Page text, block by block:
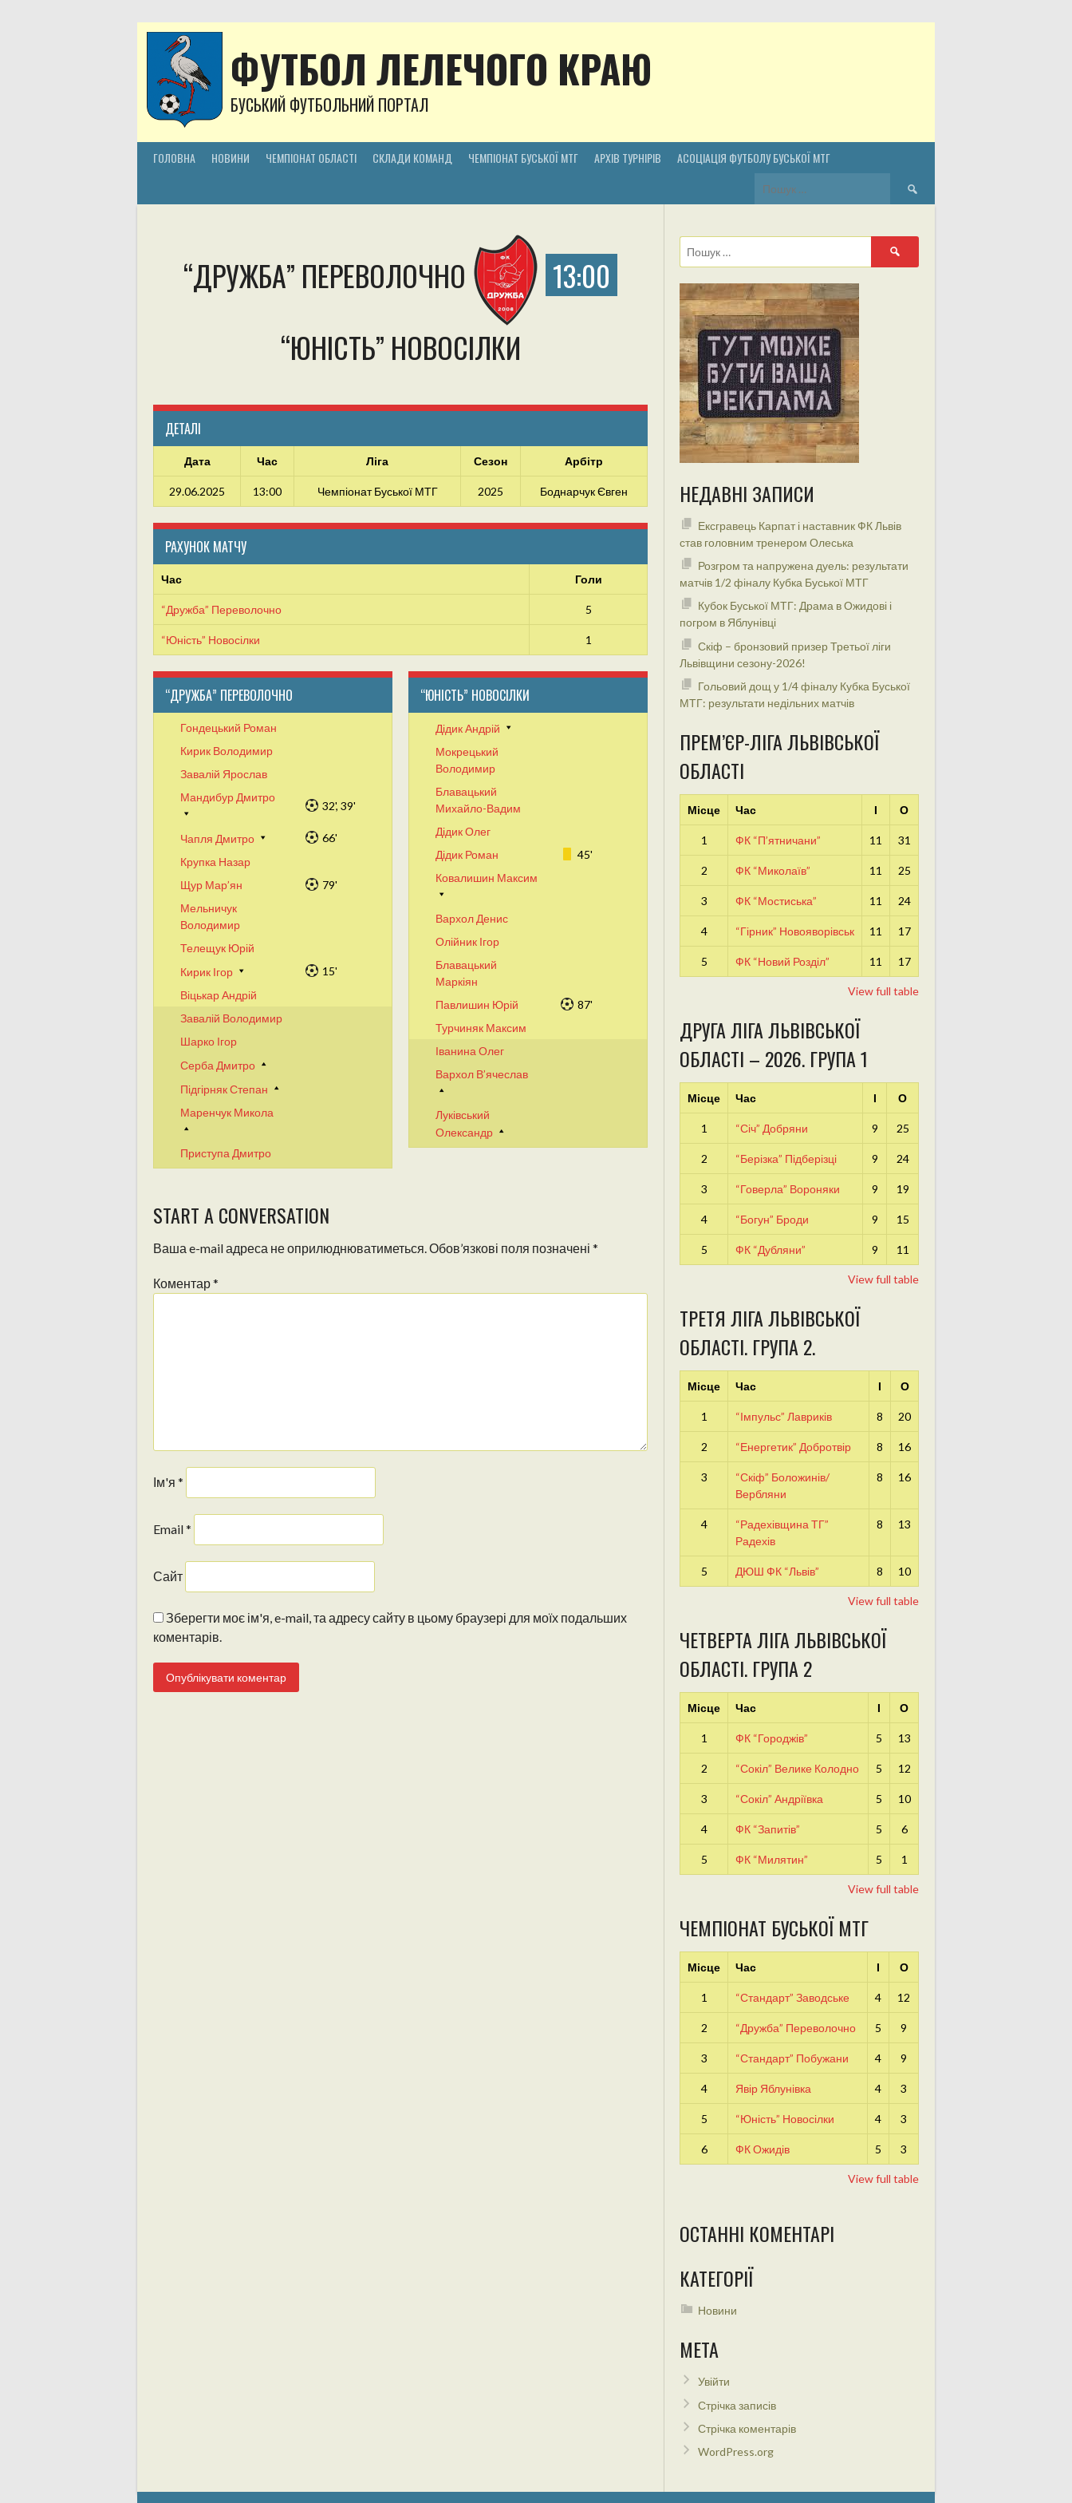
ФУТБОЛ ЛЕЛЕЧОГО КРАЮ
БУСЬКИЙ ФУТБОЛЬНИЙ ПОРТАЛ
ГОЛОВНА НОВИНИ ЧЕМПІОНАТ ОБЛАСТІ СКЛАДИ КОМАНД ЧЕМПІОНАТ БУСЬКОЇ МТГ АРХІВ ТУРНІРІВ АСОЦІАЦІЯ ФУТБОЛУ БУСЬКОЇ МТГ
Пошук:
“ДРУЖБА” ПЕРЕВОЛОЧНО
13:00
“ЮНІСТЬ” НОВОСІЛКИ
ДЕТАЛІ
Дата Час Ліга Сезон Арбітр
29.06.2025 13:00 Чемпіонат Буської МТГ 2025 Боднарчук Євген
РАХУНОК МАТЧУ
Час Голи
“Дружба” Переволочно 5
“Юність” Новосілки 1
“ДРУЖБА” ПЕРЕВОЛОЧНО
Гондецький Роман
Кирик Володимир
Завалій Ярослав
Мандибур Дмитро
32', 39'
Чапля Дмитро
66'
Крупка Назар
Щур Мар’ян
79'
Мельничук
Володимир
Телещук Юрій
Кирик Ігор
15'
Віцькар Андрій
Завалій Володимир
Шарко Ігор
Серба Дмитро
Підгірняк Степан
Маренчук Микола
Приступа Дмитро
“ЮНІСТЬ” НОВОСІЛКИ
Дідик Андрій
Мокрецький
Володимир
Блавацький
Михайло-Вадим
Дідик Олег
Дідик Роман
45'
Ковалишин Максим
Вархол Денис
Олійник Ігор
Блавацький
Маркіян
Павлишин Юрій
87'
Турчиняк Максим
Іванина Олег
Вархол В’ячеслав
Луківський
Олександр
START A CONVERSATION
Ваша e-mail адреса не оприлюднюватиметься. Обов’язкові поля позначені *
Коментар*
Ім'я *
Email*
Сайт
Зберегти моє ім'я, e-mail, та адресу сайту в цьому браузері для моїх подальших
коментарів.
Пошук:
НЕДАВНІ ЗАПИСИ
Ексгравець Карпат і наставник ФК Львів
став головним тренером Олеська
Розгром та напружена дуель: результати
матчів 1/2 фіналу Кубка Буської МТГ
Кубок Буської МТГ: Драма в Ожидові і
погром в Яблунівці
Скіф – бронзовий призер Третьої ліги
Львівщини сезону-2026!
Гольовий дощ у 1/4 фіналу Кубка Буської
МТГ: результати недільних матчів
ПРЕМ’ЄР-ЛІГА ЛЬВІВСЬКОЇ
ОБЛАСТІ
Місце Час І О
1 ФК “П’ятничани” 11 31
2 ФК “Миколаїв” 11 25
3 ФК “Мостиська” 11 24
4 “Гірник” Новояворівськ 11 17
5 ФК “Новий Розділ” 11 17
View full table
ДРУГА ЛІГА ЛЬВІВСЬКОЇ
ОБЛАСТІ – 2026. ГРУПА 1
Місце Час І О
1 “Січ” Добряни 9 25
2 “Берізка” Підберізці 9 24
3 “Говерла” Вороняки 9 19
4 “Богун” Броди 9 15
5 ФК “Дубляни” 9 11
View full table
ТРЕТЯ ЛІГА ЛЬВІВСЬКОЇ
ОБЛАСТІ. ГРУПА 2.
Місце Час І О
1 “Імпульс” Лавриків 8 20
2 “Енергетик” Добротвір 8 16
3
“Скіф” Боложинів/
Вербляни
8 16
4
“Радехівщина ТГ”
Радехів
8 13
5 ДЮШ ФК “Львів” 8 10
View full table
ЧЕТВЕРТА ЛІГА ЛЬВІВСЬКОЇ
ОБЛАСТІ. ГРУПА 2
Місце Час І О
1 ФК “Городжів” 5 13
2 “Сокіл” Велике Колодно 5 12
3 “Сокіл” Андріївка 5 10
4 ФК “Запитів” 5 6
5 ФК “Милятин” 5 1
View full table
ЧЕМПІОНАТ БУСЬКОЇ МТГ
Місце Час І О
1 “Стандарт” Заводське 4 12
2 “Дружба” Переволочно 5 9
3 “Стандарт” Побужани 4 9
4 Явір Яблунівка 4 3
5 “Юність” Новосілки 4 3
6 ФК Ожидів 5 3
View full table
ОСТАННІ КОМЕНТАРІ
КАТЕГОРІЇ
Новини
МЕТА
Увійти
Стрічка записів
Стрічка коментарів
WordPress.org